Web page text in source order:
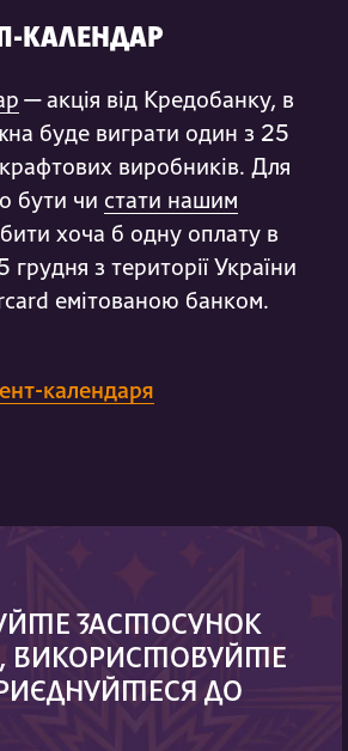
КАЛЕНДАР
— акція від Кредобанку, в
буде виграти один з 25
виробників. Для
бути чи стати нашим
хоча б одну оплату в
грудня з території України
емітованою банком.
календаря
ЗАСТОСУНОК
ВИКОРИСТОВУЙТЕ
ДО